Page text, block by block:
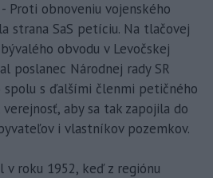
- Proti obnoveniu vojenského
strana SaS petíciu. Na tlačovej
obvodu v Levočskej
poslanec Národnej rady SR
spolu s ďalšími členmi petičného
aby sa tak zapojila do
i vlastníkov pozemkov.
v roku 1952, keď z regiónu